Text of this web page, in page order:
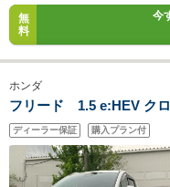
無
料
今
ホンダ
フリード 1.5 e:HEV ク
ディーラー保証 購入プラン付